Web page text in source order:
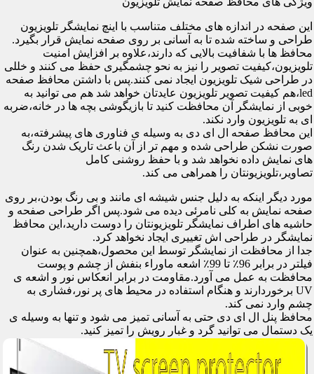
این صفحه در اندازه های مختلف متناسب با اینچ نمایشگر تلویزیون
طراحی و ساخته شده تا به آسانی بر روی صفحه نمایش قرار بگیرد.
محافظ ها با شفافیت بالایی که دارند،علاوه بر افزایش امنیت
تلویزیون،کیفیت تصویر را نیز به نحو چشمگیری حفظ می کنند و خللی
در طراحی شیک تلویزیون ایجاد نمی کنند.پس با داشتن محافظ صفحه
led،هم کیفیت تصویر تلویزیون عایدتان خواهد شد هم می توانید به
خوبی از نمایشگر آن محافظت کنید تا بازیگوشی بچه ها در خانه،ضربه
ای به تلویزیون وارد نکند.
این محافظ صفحه ال ای دی به وسیله ی فناوری های پیشرفته،به
صورت نشکن طراحی شده و مهم تر از آن باعث تاریک شدن رنگ
های نمایش داده نخواهد شد و با حفظ روشنی کامل
تصاویر،تلویزیونتان را همراهی می کند.
مورد دیگر اینکه به دلیل جنس شیشه ای مانند و بی رنگ بودن،بر روی
صفحه نمایش به کلی نامرئی دیده می شود.پس اگر طراحی صفحه و
حاشیه های اطراف نمایشگر تلویزیونتان را دوست دارید،این محافظ
نمایشگر در طراحی اش تغییری ایجاد نخواهد کرد.
جدا از محافظت از نمایشگر توسط این محصول،همچنین به عنوان
فیلتر در برابر 96٪ تا 99٪ اشعه ماوراء بنفش از چشم و پوست
محافظت به عمل می آورد.مقاومت در برابر انعکاس نور و اشعه ی
UV برخوردارند و هنگام استفاده در محیط های پر نور،فشاری به
چشم وارد نمی کند.
محافظ پنل ال ای دی حتی به آسانی تمیز می شود و تنها به وسیله ی
یک دستمال می توانید گرد و غبار رویش را تمیز کنید.